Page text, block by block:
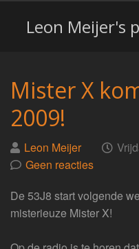
Leon Meijer's
Mister X
2009!
Geplaatst
door
Leon Meijer op
Geen reacties
De 53J8 start volgende
misterieuze Mister X!